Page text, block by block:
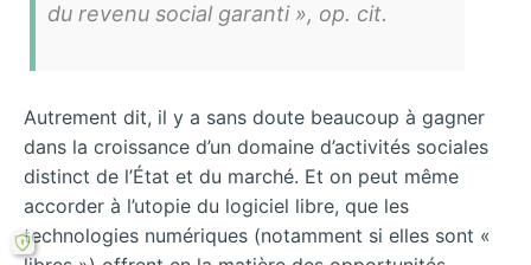
du revenu social garanti », op. cit.
Autrement dit, il y a sans doute beaucoup à gagner
dans la croissance d’un domaine d’activités sociales
distinct de l’État et du marché. Et on peut même
accorder à l’utopie du logiciel libre, que les
technologies numériques (notamment si elles sont «